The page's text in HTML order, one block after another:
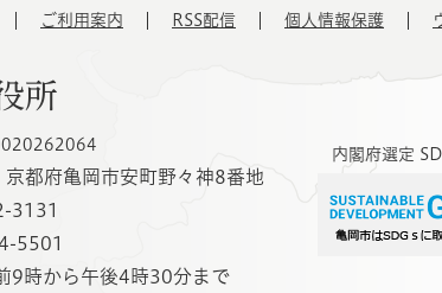
ご利用案内 RSS配信 個人情報保護
所
都府亀岡市安町野々神8番地
3131
5501
9時から午後4時30分まで
内閣府選定